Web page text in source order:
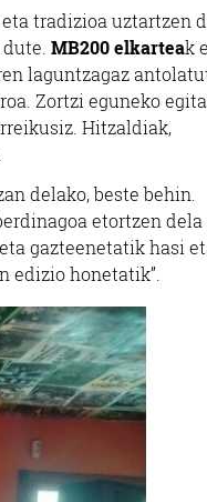
eta tradizioa uztartzen
MB200 elkarteak
laguntzagaz
Zortzi eguneko
Hitzaldiak,
delako, beste behin.
etortzen
gazteenetatik hasi
edizio honetatik”.